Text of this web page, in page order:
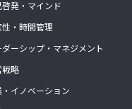
啓発・マインド
性・時間管理
ダーシップ・マネジメント
戦略
・イノベーション